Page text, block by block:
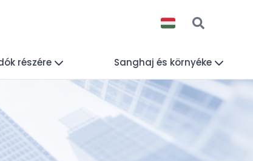
részére Sanghaj és környéke